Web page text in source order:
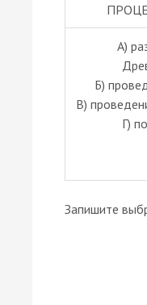
A)
Б)
В)
Г)
Запишите